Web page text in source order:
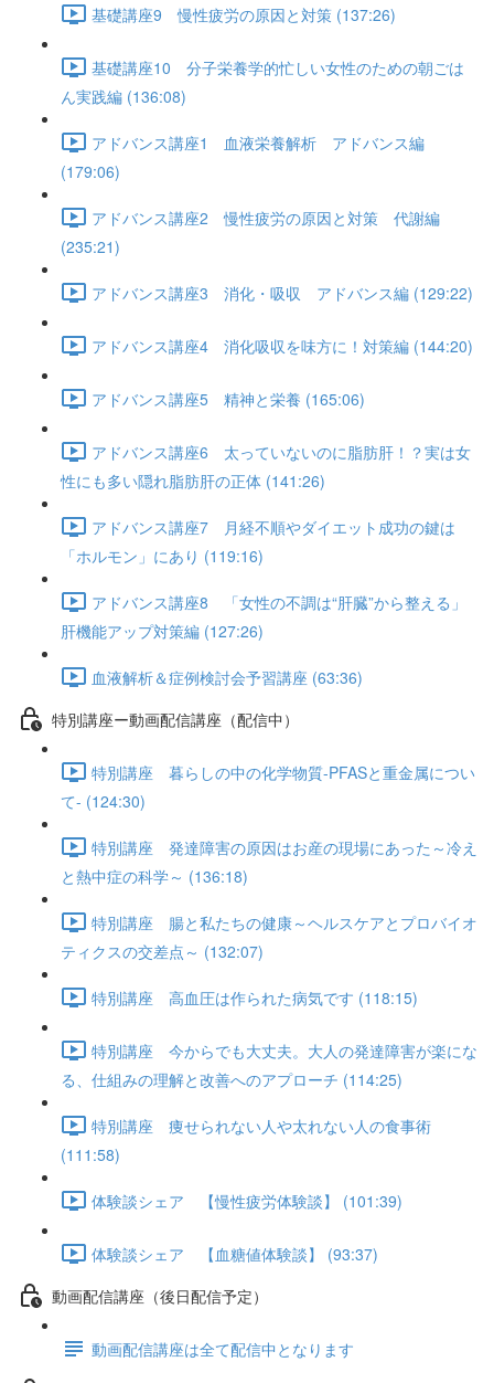
基礎講座9 慢性疲労の原因と対策 (137:26)
基礎講座10 分子栄養学的忙しい女性のための朝ごは
ん実践編 (136:08)
アドバンス講座1 血液栄養解析 アドバンス編
(179:06)
アドバンス講座2 慢性疲労の原因と対策 代謝編
(235:21)
アドバンス講座3 消化・吸収 アドバンス編 (129:22)
アドバンス講座4 消化吸収を味方に！対策編 (144:20)
アドバンス講座5 精神と栄養 (165:06)
アドバンス講座6 太っていないのに脂肪肝！？実は女
性にも多い隠れ脂肪肝の正体 (141:26)
アドバンス講座7 月経不順やダイエット成功の鍵は
「ホルモン」にあり (119:16)
アドバンス講座8 「女性の不調は“肝臓”から整える」
肝機能アップ対策編 (127:26)
血液解析＆症例検討会予習講座 (63:36)
特別講座ー動画配信講座（配信中）
特別講座 暮らしの中の化学物質-PFASと重金属につい
て- (124:30)
特別講座 発達障害の原因はお産の現場にあった～冷え
と熱中症の科学～ (136:18)
特別講座 腸と私たちの健康～ヘルスケアとプロバイオ
ティクスの交差点～ (132:07)
特別講座 高血圧は作られた病気です (118:15)
特別講座 今からでも大丈夫。大人の発達障害が楽にな
る、仕組みの理解と改善へのアプローチ (114:25)
特別講座 痩せられない人や太れない人の食事術
(111:58)
体験談シェア 【慢性疲労体験談】 (101:39)
体験談シェア 【血糖値体験談】 (93:37)
動画配信講座（後日配信予定）
動画配信講座は全て配信中となります